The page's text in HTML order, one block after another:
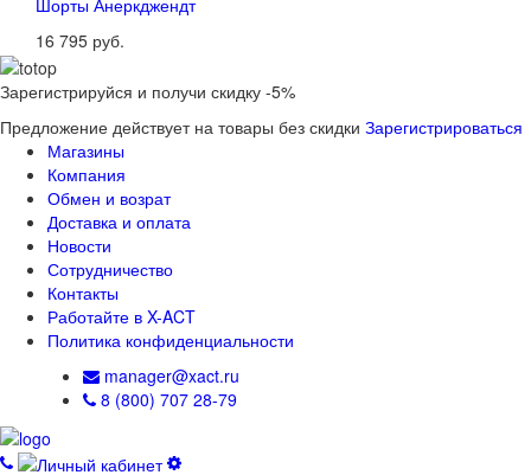
Шорты Анеркджендт
16 795 руб.
Зарегистрируйся и получи скидку -5%
Предложение действует на товары без скидки Зарегистрироваться
Магазины
Компания
Обмен и возрат
Доставка и оплата
Новости
Сотрудничество
Контакты
Работайте в X-ACT
Политика конфиденциальности
manager@xact.ru
8 (800) 707 28-79